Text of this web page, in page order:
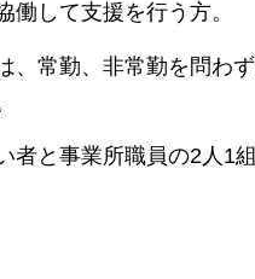
して支援を行う方。
、 常勤、非常勤を問わ
者と事業所職員の2人1